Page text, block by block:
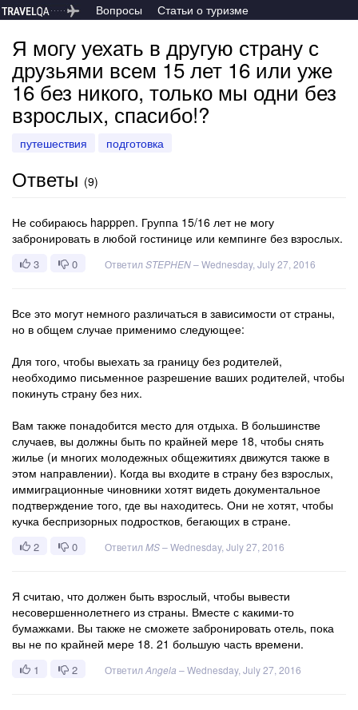
Вопросы Статьи о туризме
Я могу уехать в другую страну с
друзьями всем 15 лет 16 или уже
16 без никого, только мы одни без
взрослых, спасибо!?
путешествия подготовка
Ответы (9)
Не собираюсь happpen. Группа 15/16 лет не могу
забронировать в любой гостинице или кемпинге без взрослых.
3 0 Ответил STEPHEN–Wednesday, July 27, 2016
Все это могут немного различаться в зависимости от страны,
но в общем случае применимо следующее:
Для того, чтобы выехать за границу без родителей,
необходимо письменное разрешение ваших родителей, чтобы
покинуть страну без них.
Вам также понадобится место для отдыха. В большинстве
случаев, вы должны быть по крайней мере 18, чтобы снять
жилье (и многих молодежных общежитиях движутся также в
этом направлении). Когда вы входите в страну без взрослых,
иммиграционные чиновники хотят видеть документальное
подтверждение того, где вы находитесь. Они не хотят, чтобы
кучка беспризорных подростков, бегающих в стране.
2 0 Ответил MS–Wednesday, July 27, 2016
Я считаю, что должен быть взрослый, чтобы вывести
несовершеннолетнего из страны. Вместе с какими-то
бумажками. Вы также не сможете забронировать отель, пока
вы не по крайней мере 18. 21 большую часть времени.
1 2 Ответил Angela –Wednesday, July 27, 2016